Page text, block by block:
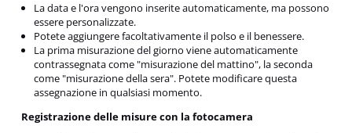
La data e l'ora vengono inserite automaticamente, ma possono
essere personalizzate.
Potete aggiungere facoltativamente il polso e il benessere.
La prima misurazione del giorno viene automaticamente
contrassegnata come "misurazione del mattino", la seconda
come "misurazione della sera". Potete modificare questa
assegnazione in qualsiasi momento.
Registrazione delle misure con la fotocamera